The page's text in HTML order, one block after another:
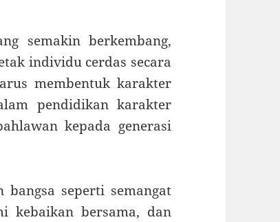
semakin berkembang,
individu cerdas secara
membentuk karakter
pendidikan karakter
kepada generasi
seperti semangat
kebaikan bersama, dan